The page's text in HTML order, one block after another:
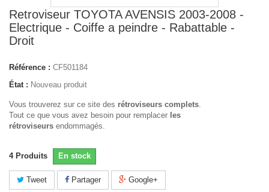
Retroviseur TOYOTA AVENSIS 2003-2008 -
Electrique - Coiffe a peindre - Rabattable -
Droit
Référence : CF501184
État : Nouveau produit
Vous trouverez sur ce site des rétroviseurs complets.
Tout ce que vous avez besoin pour remplacer les
rétroviseurs endommagés.
4 Produits En stock
Tweet Partager Google+